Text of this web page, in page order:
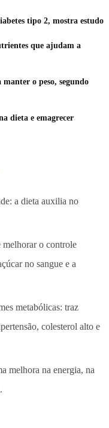
tipo 2, mostra estudo
que ajudam a
o peso, segundo
dieta e emagrecer
a dieta auxilia no
melhorar o controle
no sangue e a
metabólicas: traz
colesterol alto e
melhora na energia, na